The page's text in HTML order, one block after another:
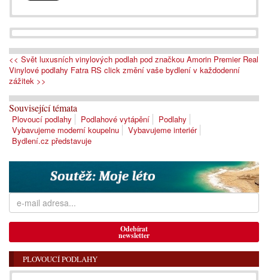
<< Svět luxusních vinylových podlah pod značkou Amorin Premier Real
Vinylové podlahy Fatra RS click změní vaše bydlení v každodenní
zážitek >>
Související témata
Plovoucí podlahy Podlahové vytápění
Podlahy
Vybavujeme moderní koupelnu
Vybavujeme interiér
Bydlení.cz představuje
Odebírat
newsletter
PLOVOUCÍ PODLAHY